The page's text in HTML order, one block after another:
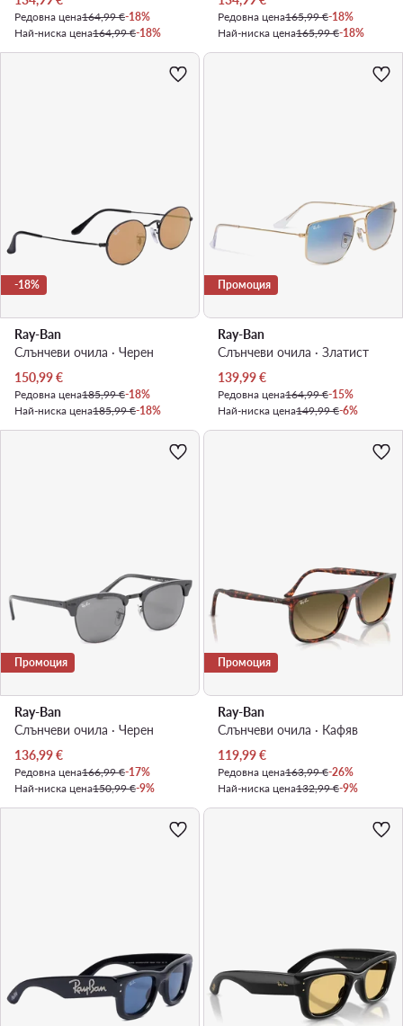
Редовна цена164,99 €-18%
Най-ниска цена164,99 €-18%
Редовна цена165,99 €-18%
Най-ниска цена165,99 €-18%
-18%
Ray-Ban
Слънчеви очила · Черен
Актуална цена
150,99€
Редовна цена185,99 €-18%
Най-ниска цена185,99 €-18%
Промоция
Ray-Ban
Слънчеви очила · Златист
Актуална цена
139,99€
Редовна цена164,99 €-15%
Най-ниска цена149,99 €-6%
Промоция
Ray-Ban
Слънчеви очила · Черен
Актуална цена
136,99€
Редовна цена166,99 €-17%
Най-ниска цена150,99 €-9%
Промоция
Ray-Ban
Слънчеви очила · Кафяв
Актуална цена
119,99€
Редовна цена163,99 €-26%
Най-ниска цена132,99 €-9%